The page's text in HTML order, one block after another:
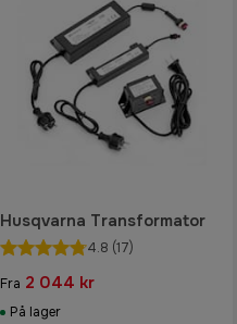
Husqvarna Transformator
4.8 (17)
Fra 2 044 kr
På lager